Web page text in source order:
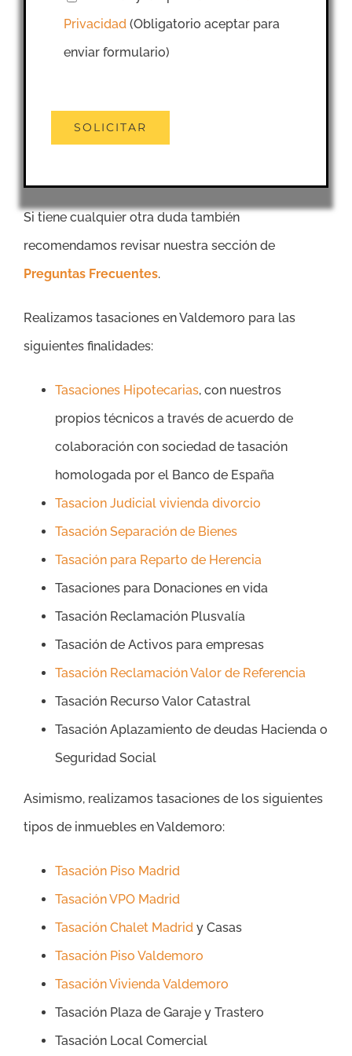
Privacidad (Obligatorio aceptar para
enviar formulario)
Si tiene cualquier otra duda también
recomendamos revisar nuestra sección de
Preguntas Frecuentes.
Realizamos tasaciones en Valdemoro para las
siguientes finalidades:
Tasaciones Hipotecarias, con nuestros
propios técnicos a través de acuerdo de
colaboración con sociedad de tasación
homologada por el Banco de España
Tasacion Judicial vivienda divorcio
Tasación Separación de Bienes
Tasación para Reparto de Herencia
Tasaciones para Donaciones en vida
Tasación Reclamación Plusvalía
Tasación de Activos para empresas
Tasación Reclamación Valor de Referencia
Tasación Recurso Valor Catastral
Tasación Aplazamiento de deudas Hacienda o
Seguridad Social
Asimismo, realizamos tasaciones de los siguientes
tipos de inmuebles en Valdemoro:
Tasación Piso Madrid
Tasación VPO Madrid
Tasación Chalet Madrid y Casas
Tasación Piso Valdemoro
Tasación Vivienda Valdemoro
Tasación Plaza de Garaje y Trastero
Tasación Local Comercial